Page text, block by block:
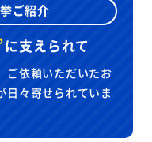
ご紹介
に支えられて
ご依頼いただいたお
日々寄せられていま